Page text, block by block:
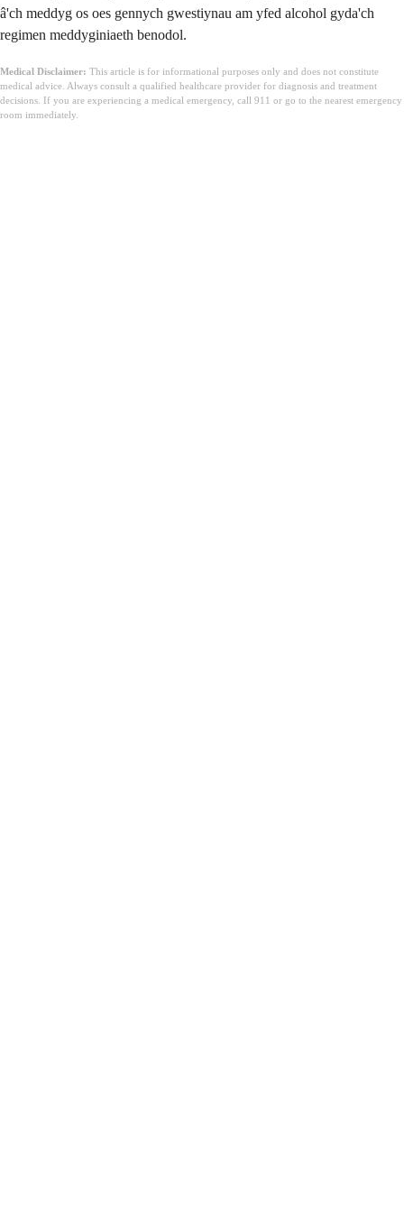
â'ch meddyg os oes gennych gwestiynau am yfed alcohol gyda'ch
regimen meddyginiaeth benodol.
Medical Disclaimer: This article is for informational purposes only and does not constitute
medical advice. Always consult a qualified healthcare provider for diagnosis and treatment
decisions. If you are experiencing a medical emergency, call 911 or go to the nearest emergency
room immediately.